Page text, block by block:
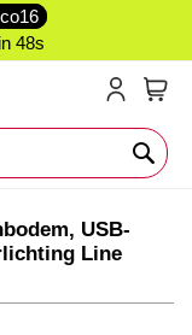
48s
USB-
Line